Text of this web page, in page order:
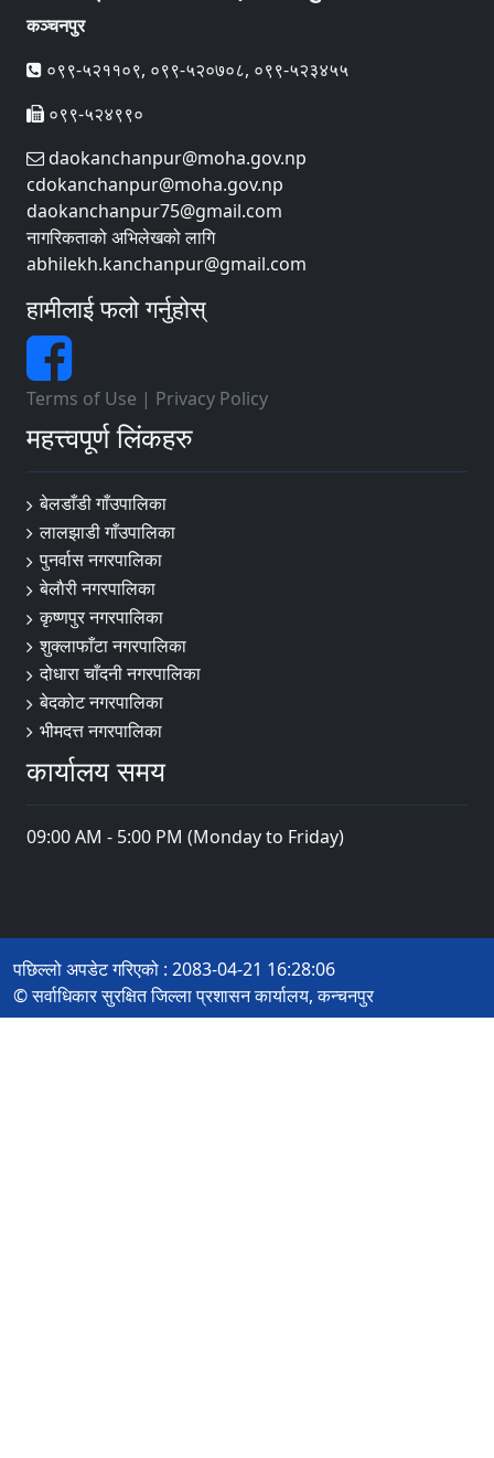
कञ्चनपुर
०९९-५२११०९, ०९९-५२०७०८, ०९९-५२३४५५
०९९-५२४९९०
daokanchanpur@moha.gov.np
cdokanchanpur@moha.gov.np
daokanchanpur75@gmail.com
नागरिकताको अभिलेखको लागि
abhilekh.kanchanpur@gmail.com
हामीलाई फलो गर्नुहोस्
Terms of Use | Privacy Policy
महत्त्वपूर्ण लिंकहरु
बेलडाँडी गाँउपालिका
लालझाडी गाँउपालिका
पुनर्वास नगरपालिका
बेलाैरी नगरपालिका
कृष्णपुर नगरपालिका
शुक्लाफाँटा नगरपालिका
दोधारा चाँदनी नगरपालिका
बेदकोट नगरपालिका
भीमदत्त नगरपालिका
कार्यालय समय
09:00 AM - 5:00 PM (Monday to Friday)
पछिल्लो अपडेट गरिएको : 2083-04-21 16:28:06
© सर्वाधिकार सुरक्षित जिल्ला प्रशासन कार्यालय, कन्चनपुर